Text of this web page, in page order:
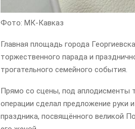
Фото: МК-Кавказ
Главная площадь города
торжественного парада и
трогательного семейного события.
Прямо со сцены, под аплодисменты
операции сделал предложение руки
праздника, посвящённого великой